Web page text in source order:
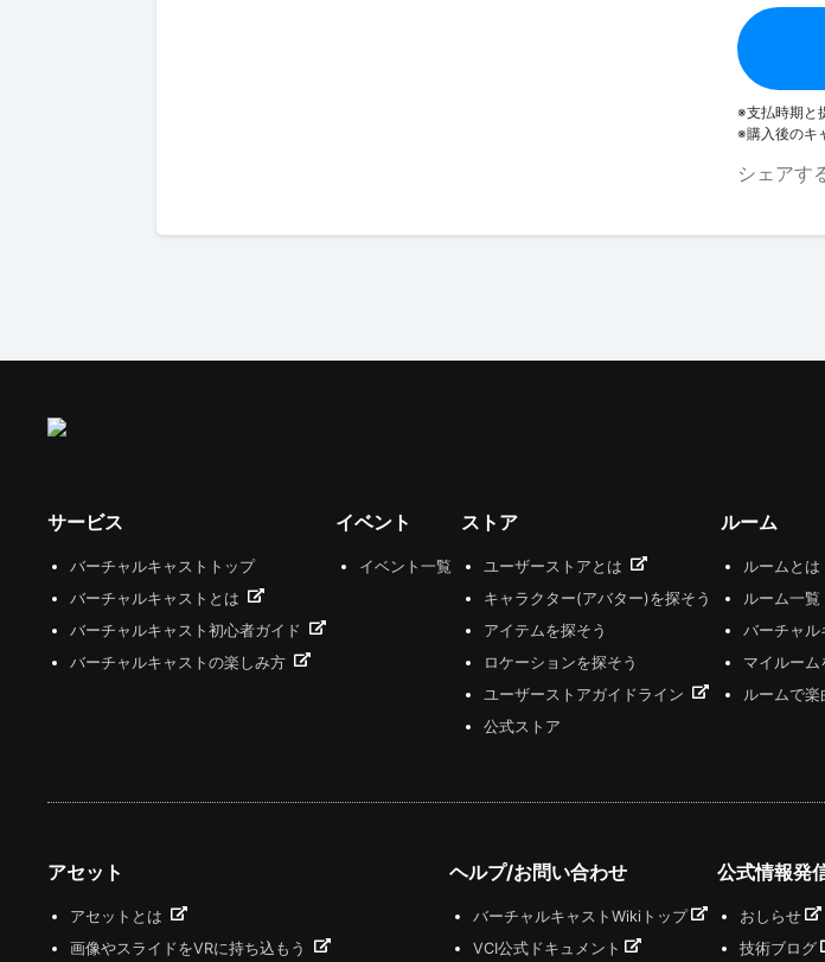
※支払時期と
※購入後のキ
シェアす
サービス
バーチャルキャストトップ
バーチャルキャストとは
バーチャルキャスト初心者ガイド
バーチャルキャストの楽しみ方
イベント
イベント一覧
ストア
ユーザーストアとは
キャラクター(アバター)を探そう
アイテムを探そう
ロケーションを探そう
ユーザーストアガイドライン
公式ストア
ルーム
ルームとは
ルーム一覧
バーチャル
マイルーム
ルームで楽
アセット
アセットとは
画像やスライドをVRに持ち込もう
ヘルプ/お問い合わせ
バーチャルキャストWikiトップ
VCI公式ドキュメント
公式情報発
おしらせ
技術ブログ